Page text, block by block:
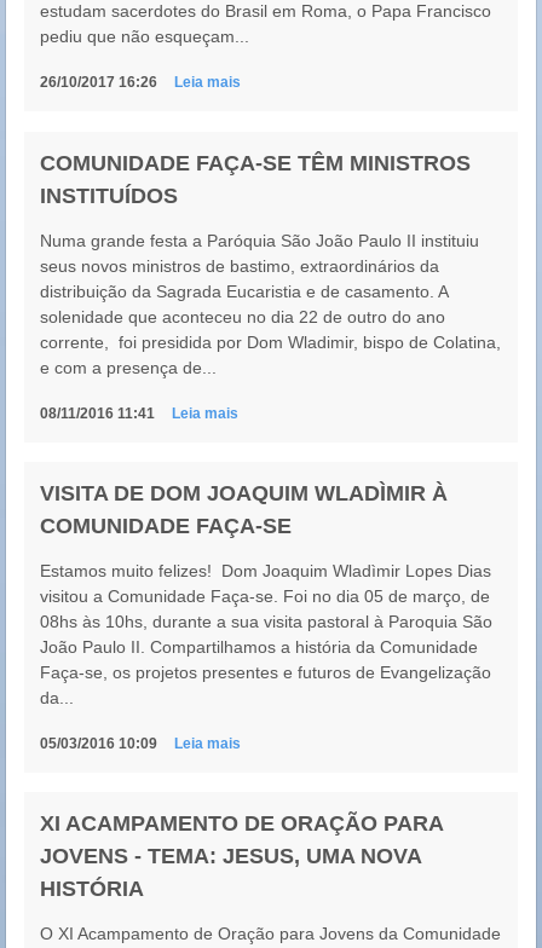
estudam sacerdotes do Brasil em Roma, o Papa Francisco
pediu que não esqueçam...
26/10/2017 16:26 Leia mais
COMUNIDADE FAÇA-SE TÊM MINISTROS
INSTITUÍDOS
Numa grande festa a Paróquia São João Paulo II instituiu
seus novos ministros de bastimo, extraordinários da
distribuição da Sagrada Eucaristia e de casamento. A
solenidade que aconteceu no dia 22 de outro do ano
corrente, foi presidida por Dom Wladimir, bispo de Colatina,
e com a presença de...
08/11/2016 11:41 Leia mais
VISITA DE DOM JOAQUIM WLADÌMIR À
COMUNIDADE FAÇA-SE
Estamos muito felizes! Dom Joaquim Wladìmir Lopes Dias
visitou a Comunidade Faça-se. Foi no dia 05 de março, de
08hs às 10hs, durante a sua visita pastoral à Paroquia São
João Paulo II. Compartilhamos a história da Comunidade
Faça-se, os projetos presentes e futuros de Evangelização
da...
05/03/2016 10:09 Leia mais
XI ACAMPAMENTO DE ORAÇÃO PARA
JOVENS - TEMA: JESUS, UMA NOVA
HISTÓRIA
O XI Acampamento de Oração para Jovens da Comunidade